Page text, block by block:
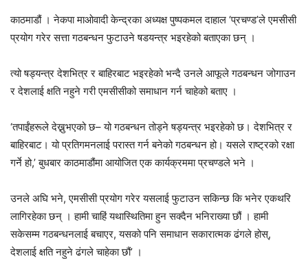
काठमाडौं । नेकपा माओवादी केन्द्रका अध्यक्ष पुष्पकमल दाहाल ‘प्रचण्ड’ले एमसीसी
प्रयोग गरेर सत्ता गठबन्धन फुटाउने षडयन्त्र भइरहेको बताएका छन् ।
त्यो षड्यन्त्र देशभित्र र बाहिरबाट भइरहेको भन्दै उनले आफूले गठबन्धन जोगाउन
र देशलाई क्षति नहुने गरी एमसीसीको समाधान गर्न चाहेको बताए ।
‘तपाईंहरूले देख्नुभएको छ– यो गठबन्धन तोड्ने षड्यन्त्र भइरहेको छ। देशभित्र र
बाहिरबाट। यो प्रतिगमनलाई परास्त गर्न बनेको गठबन्धन हो। यसले राष्ट्रको रक्षा
गर्ने हो,’ बुधबार काठमाडौंमा आयोजित एक कार्यक्रममा प्रचण्डले भने ।
उनले अघि भने, एमसीसी प्रयोग गरेर यसलाई फुटाउन सकिन्छ कि भनेर एकथरि
लागिरहेका छन् । हामी चाहिं यथास्थितिमा हुन सक्दैन भनिराख्या छौं । हामी
सकेसम्म गठबन्धनलाई बचाएर, यसको पनि समाधान सकारात्मक ढंगले होस्,
देशलाई क्षति नहुने ढंगले चाहेका छौं’ ।